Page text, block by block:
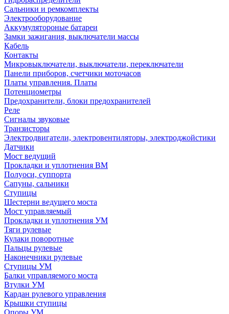
Сальники и ремкомплекты
Электрооборудование
Аккумулятороные батареи
Замки зажигания, выключатели массы
Кабель
Контакты
Микровыключатели, выключатели, переключатели
Панели приборов, счетчики моточасов
Платы управления. Платы
Потенциометры
Предохранители, блоки предохранителей
Реле
Сигналы звуковые
Транзисторы
Электродвигатели, электровентиляторы, электроджойстики
Датчики
Мост ведущий
Прокладки и уплотнения ВМ
Полуоси, суппорта
Сапуны, сальники
Ступицы
Шестерни ведущего моста
Мост управляемый
Прокладки и уплотнения УМ
Тяги рулевые
Кулаки поворотные
Пальцы рулевые
Наконечники рулевые
Ступицы УМ
Балки управляемого моста
Втулки УМ
Кардан рулевого управления
Крышки ступицы
Опоры УМ